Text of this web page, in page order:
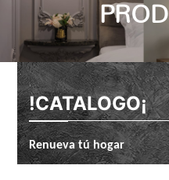
!CATALOGO¡
Renueva tú hogar